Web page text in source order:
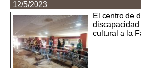
12/5/2023
El centro de
cultural a la